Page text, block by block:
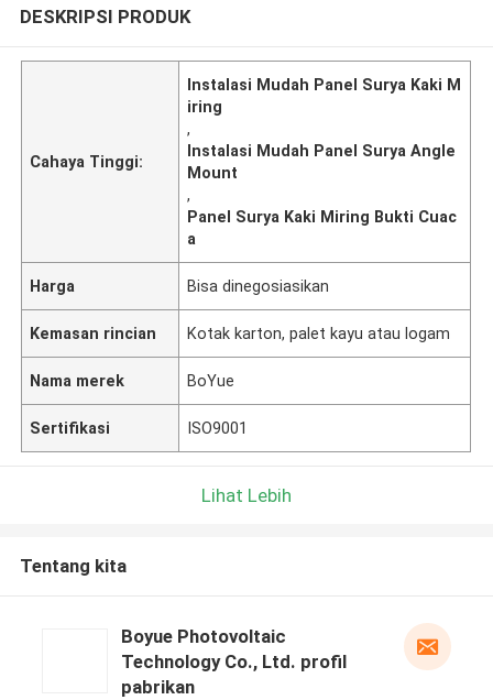
DESKRIPSI PRODUK
Cahaya Tinggi:
Instalasi Mudah Panel Surya Kaki M
iring
,
Instalasi Mudah Panel Surya Angle
Mount
,
Panel Surya Kaki Miring Bukti Cuac
a
Harga Bisa dinegosiasikan
Kemasan rincian Kotak karton, palet kayu atau logam
Nama merek BoYue
Sertifikasi ISO9001
Lihat Lebih
Tentang kita
Boyue Photovoltaic
Technology Co., Ltd. profil
pabrikan